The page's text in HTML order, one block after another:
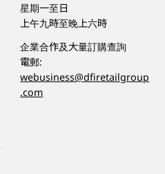
星期一至日
上午九時至晚上六時
企業合作及大量訂購查詢
電郵:
webusiness@dfiretailgroup
.com